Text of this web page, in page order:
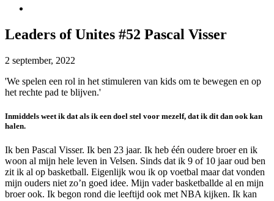
Leaders of Unites #52 Pascal Visser
2 september, 2022
'We spelen een rol in het stimuleren van kids om te bewegen en op
het rechte pad te blijven.'
Inmiddels weet ik dat als ik een doel stel voor mezelf, dat ik dit dan ook kan
halen.
Ik ben Pascal Visser. Ik ben 23 jaar. Ik heb één oudere broer en ik
woon al mijn hele leven in Velsen. Sinds dat ik 9 of 10 jaar oud ben
zit ik al op basketball. Eigenlijk wou ik op voetbal maar dat vonden
mijn ouders niet zo’n goed idee. Mijn vader basketballde al en mijn
broer ook. Ik begon rond die leeftijd ook met NBA kijken. Ik kan